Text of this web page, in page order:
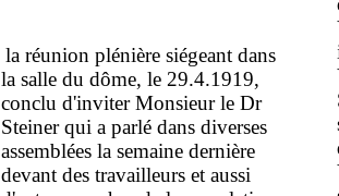
la réunion plénière siégeantdans
la salle du dôme, le 29.4.1919,
conclu d'inviter Monsieur le Dr
Steinerqui a parlé dans diverses
assemblées la semaine dernière
devant des travailleurs et aussi